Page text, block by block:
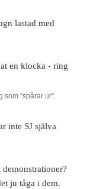
lastad med
som ”spårar ur”.
inte SJ själva
ju tåga i dem.